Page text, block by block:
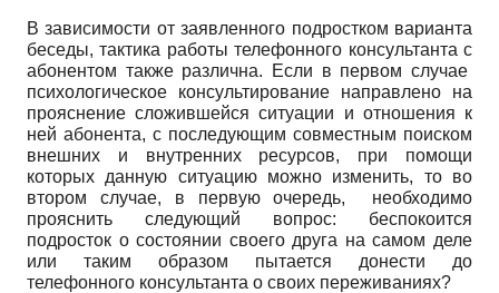
В зависимости от заявленного подростком варианта
беседы, тактика работы телефонного консультанта с
абонентом также различна. Если в первом случае
психологическое консультирование направлено на
прояснение сложившейся ситуации и отношения к
ней абонента, с последующим совместным поиском
внешних и внутренних ресурсов, при помощи
которых данную ситуацию можно изменить, то во
втором случае, в первую очередь, необходимо
прояснить следующий вопрос: беспокоится
подросток о состоянии своего друга на самом деле
или таким образом пытается донести до
телефонного консультанта о своих переживаниях?